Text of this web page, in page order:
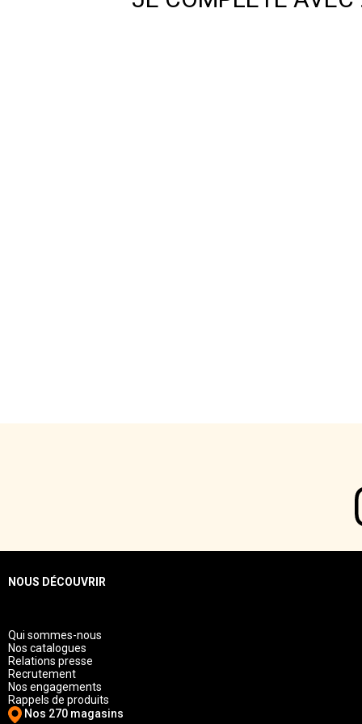
NOUS DÉCOUVRIR
Qui sommes-nous
Nos catalogues
Relations presse
Recrutement
Nos engagements
Rappels de produits
Nos 270 magasins